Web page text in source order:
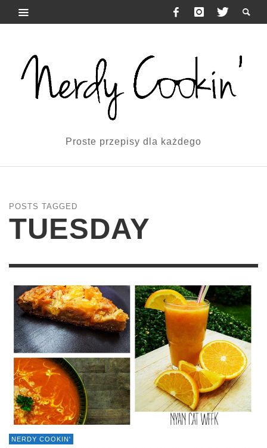
Proste przepisy dla każdego
POSTS TAGGED
TUESDAY
NERDY COOKIN'